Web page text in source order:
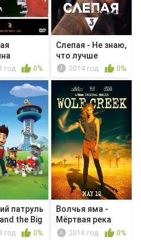
год 0%
Слепая - Не знаю,
что лучше
2014 год 0%
патруль
the Big
год 0%
Волчья яма -
Мёртвая река
2016 год 0%